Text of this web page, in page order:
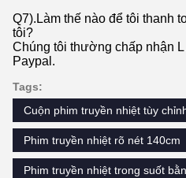
Q7).Làm thế nào để tôi thanh
tôi?
Chúng tôi thường chấp nhận L
Paypal.
Tags:
Cuộn phim truyền nhiệt tùy
Phim truyền nhiệt rõ nét 140cm
Phim truyền nhiệt trong suốt